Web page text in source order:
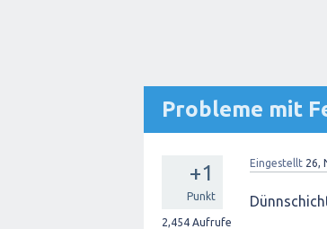
Probleme mit
+1
Punkt
2,454 Aufrufe
Eingestellt 26,